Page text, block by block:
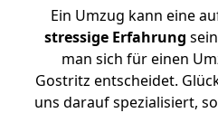
Ein Umzug kann eine
stressige Erfahrung
man sich für einen
Gostritz entscheidet.
uns darauf spezialisiert,